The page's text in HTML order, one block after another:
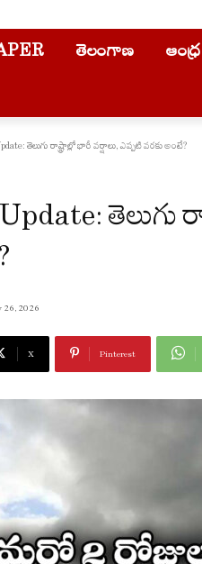
తెలంగాణ
తెలుగు రాష్ట్రాల్లో భారీ వర్షాలు, ఎప్పటి వరకు అంటే?
తెలుగు
26, 2026
X Pinterest